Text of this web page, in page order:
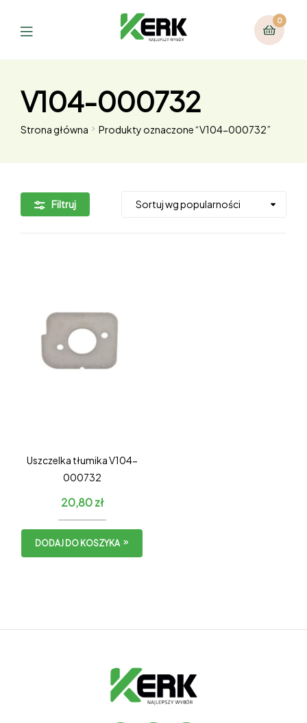
0
V104-000732
Strona główna Produkty oznaczone “V104-000732”
Filtruj
Uszczelka tłumika V104-
000732
20,80zł
DODAJ DO KOSZYKA